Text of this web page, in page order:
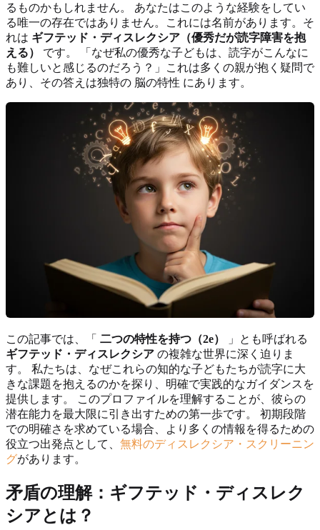
るものかもしれません。 あなたはこのような経験をしてい
る唯一の存在ではありません。これには名前があります。そ
れは ギフテッド・ディスレクシア（優秀だが読字障害を抱
える）
です。 「なぜ私の優秀な子どもは、読字がこんなに
も難しいと感じるのだろう？」これは多くの親が抱く疑問で
あり、その答えは独特の 脳の特性 にあります。
この記事では、「 二つの特性を持つ（2e）
」とも呼ばれる
ギフテッド・ディスレクシア の複雑な世界に深く迫りま
す。 私たちは、なぜこれらの知的な子どもたちが読字に大
きな課題を抱えるのかを探り、明確で実践的なガイダンスを
提供します。 このプロファイルを理解することが、彼らの
潜在能力を最大限に引き出すための第一歩です。 初期段階
での明確さを求めている場合、より多くの情報を得るための
役立つ出発点として、 無料のディスレクシア・スクリーニン
グがあります。
矛盾の理解：ギフテッド・ディスレク
シアとは？